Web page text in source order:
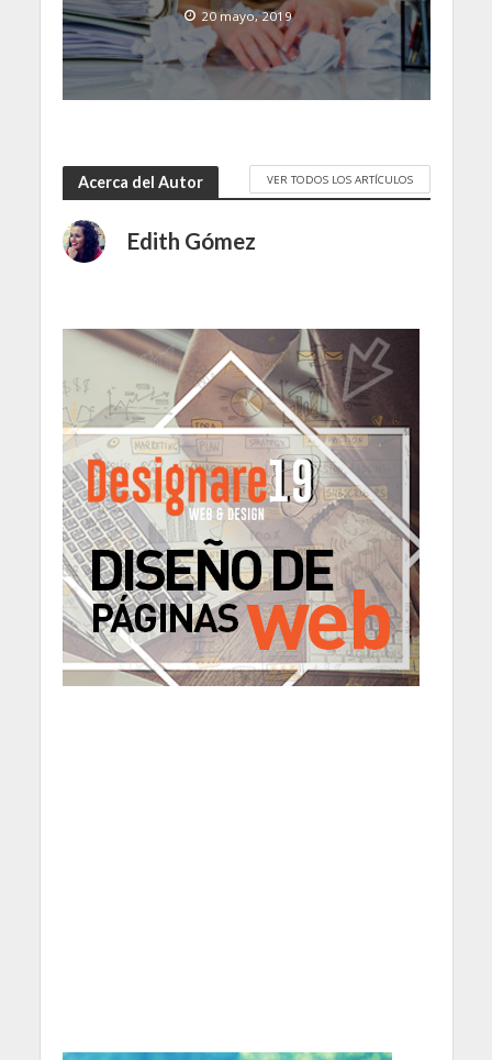
20 mayo, 2019
Acerca del Autor VER TODOS LOS ARTÍCULOS
Edith Gómez